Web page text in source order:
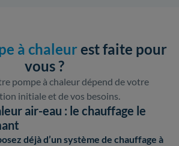
à chaleurest faite pour
vous ?
pompe à chaleur dépend de votre
initiale et de vos besoins.
air-eau : le chauffage le
déjà d’un système de chauffage à